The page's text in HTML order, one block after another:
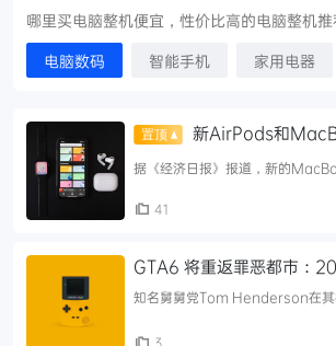
哪里买电脑整机便宜，性价比高的电脑整机
电脑数码
智能手机 家用电器
新AirPods和
于今年晚些时候推出
据《经济日报》报道，新的
产能，为今年下半年发布新的
41
GTA6 将重返罪恶都市：
知名舅舅党Tom Henderson在其
唤》和《战地》系列爆料的准确
3